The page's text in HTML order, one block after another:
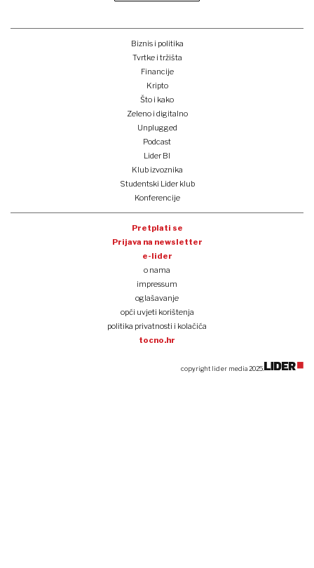
Biznis i politika
Tvrtke i tržišta
Financije
Kripto
Što i kako
Zeleno i digitalno
Unplugged
Podcast
Lider BI
Klub izvoznika
Studentski Lider klub
Konferencije
Pretplati se
Prijava na newsletter
e-lider
o nama
impressum
oglašavanje
opći uvjeti korištenja
politika privatnosti i kolačića
tocno.hr
copyright lider media 2025.